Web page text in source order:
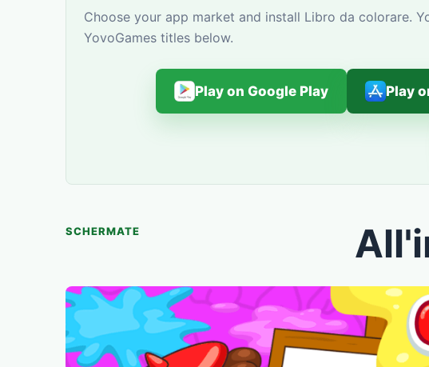
Choose your app market and install Libro da colorare.
YovoGames titles below.
Play on Google Play Play
SCHERMATE